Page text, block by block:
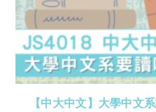
【中大中文】大學中文